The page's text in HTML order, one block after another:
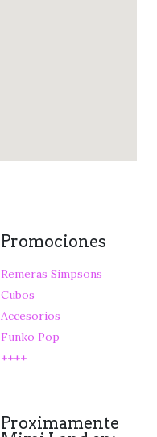
Promociones
Remeras Simpsons
Cubos
Accesorios
Funko Pop
++++
Proximamente